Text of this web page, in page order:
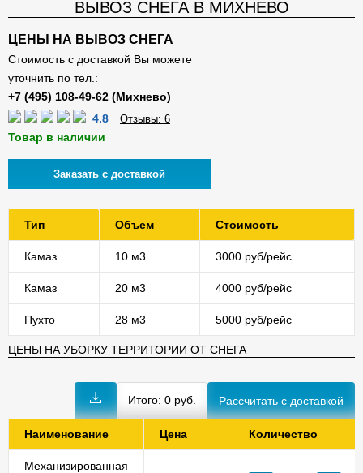
ВЫВОЗ СНЕГА В МИХНЕВО
ЦЕНЫ НА ВЫВОЗ СНЕГА
Стоимость с доставкой Вы можете
уточнить по тел.:
4.8 Отзывы: 6
Товар в наличии
Заказать с доставкой
Тип Объем Стоимость
Камаз 10 м3 3000 руб/рейс
Камаз 20 м3 4000 руб/рейс
Пухто 28 м3 5000 руб/рейс
ЦЕНЫ НА УБОРКУ ТЕРРИТОРИИ ОТ СНЕГА
Итого: 0 руб.
Наименование Цена Количество
Механизированная